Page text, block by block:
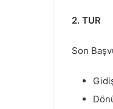
2. TUR
Son